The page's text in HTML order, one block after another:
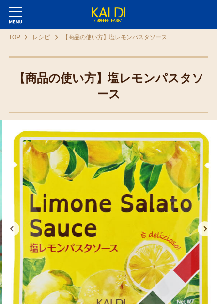
TOP レシピ 【商品の使い方】塩レモンパスタソース
【商品の使い方】塩レモンパスタソ
ース